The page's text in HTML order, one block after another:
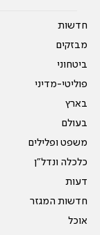
חדשות
מבזקים
ביטחוני
פוליטי-מדיני
בארץ
בעולם
משפט ופלילים
כלכלה ונדל"ן
דעות
חדשות המגזר
אוכל